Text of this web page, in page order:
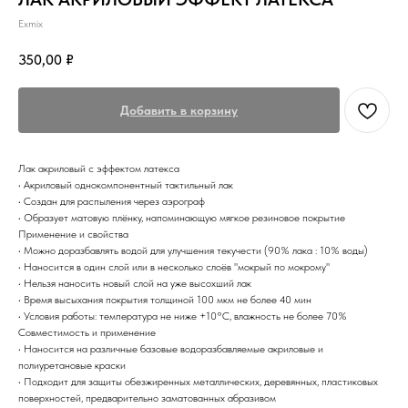
Exmix
350,00 ₽
Добавить в корзину
Лак акриловый с эффектом латекса
• Акриловый однокомпонентный тактильный лак
• Создан для распыления через аэрограф
• Образует матовую плёнку, напоминающую мягкое резиновое покрытие
Применение и свойства
• Можно доразбавлять водой для улучшения текучести (90% лака : 10% воды)
• Наносится в один слой или в несколько слоёв "мокрый по мокрому"
• Нельзя наносить новый слой на уже высохший лак
• Время высыхания покрытия толщиной 100 мкм не более 40 мин
• Условия работы: температура не ниже +10°С, влажность не более 70%
Совместимость и применение
• Наносится на различные базовые водоразбавляемые акриловые и
полиуретановые краски
• Подходит для защиты обезжиренных металлических, деревянных, пластиковых
поверхностей, предварительно заматованных абразивом